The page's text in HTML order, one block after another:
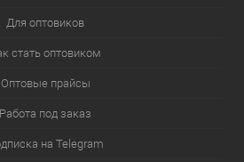
Для оптовиков
стать оптовиком
Оптовые прайсы
Работа под заказ
на Telegram